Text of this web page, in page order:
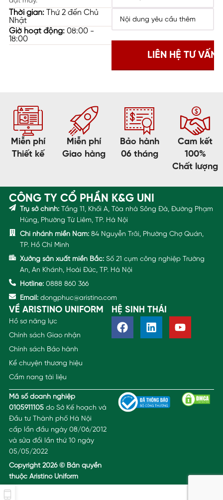
Thời gian:Thứ 2 đến Chủ
Nhật
Giờ hoạt động:08:00 -
18:00
Miễn phí
Thiết kế
Miễn phí
Giao hàng
Bảo hành
06 tháng
Cam kết
100%
Chất lượng
CÔNG TY CỔ PHẦN K&G UNI
Trụ sở chính: Tầng 11, Khối A, Tòa nhà Sông Đà, Đường Phạm
Hùng, Phường Từ Liêm, TP. Hà Nội
Chi nhánh miền Nam: 84 Nguyễn Trãi, Phường Chợ Quán,
TP. Hồ Chí Minh
Xưởng sản xuất miền Bắc: Số 21 cụm công nghiệp Trường
An, An Khánh, Hoài Đức, TP. Hà Nội
Hotline: 0888 860 366
Email: dongphuc@aristino.com
VỀ ARISTINO UNIFORM
Hồ sơ năng lực
Chính sách Giao nhận
Chính sách Bảo hành
Kể chuyện thương hiệu
Cẩm nang tài liệu
HỆ SINH THÁI
Mã số doanh nghiệp
0105911105do Sở Kế hoạch và
Đầu tư Thành phố Hà Nội
cấp lần đầu ngày 08/06/2012
và sửa đổi lần thứ 10 ngày
05/05/2022
Copyright 2026 © Bản quyền
thuộc Aristino Uniform